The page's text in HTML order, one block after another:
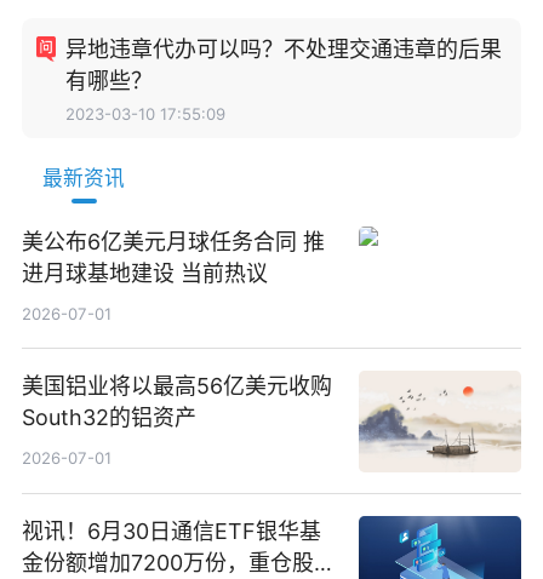
异地违章代办可以吗？不处理交通违章的后果
有哪些？
2023-03-10 17:55:09
最新资讯
美公布6亿美元月球任务合同 推
进月球基地建设 当前热议
2026-07-01
美国铝业将以最高56亿美元收购
South32的铝资产
2026-07-01
视讯！6月30日通信ETF银华基
金份额增加7200万份，重仓股新